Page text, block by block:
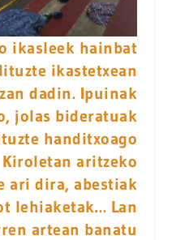
ikasleek hainbat
ikastetxean
dadin. Ipuinak
jolas bideratuak
handitxoago
aritzeko
ari dira, abestiak
lehiaketak… Lan
artean banatu